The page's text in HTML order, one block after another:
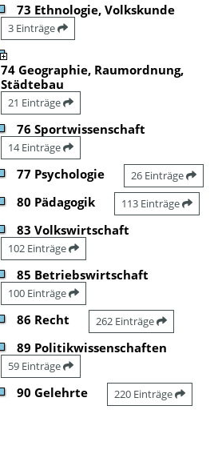
73 Ethnologie, Volkskunde
3 Einträge
74 Geographie, Raumordnung,
Städtebau
21 Einträge
76 Sportwissenschaft
14 Einträge
77 Psychologie 26 Einträge
80 Pädagogik 113 Einträge
83 Volkswirtschaft
102 Einträge
85 Betriebswirtschaft
100 Einträge
86 Recht 262 Einträge
89 Politikwissenschaften
59 Einträge
90 Gelehrte 220 Einträge